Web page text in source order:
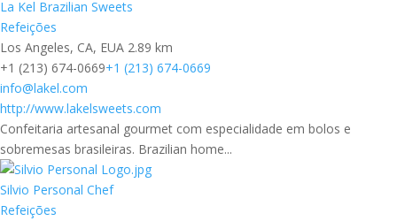
La Kel Brazilian Sweets
Refeições
Los Angeles, CA, EUA 2.89 km
+1 (213) 674-0669+1 (213) 674-0669
info@lakel.com
http://www.lakelsweets.com
Confeitaria artesanal gourmet com especialidade em bolos e
sobremesas brasileiras. Brazilian home...
Silvio Personal Chef
Refeições